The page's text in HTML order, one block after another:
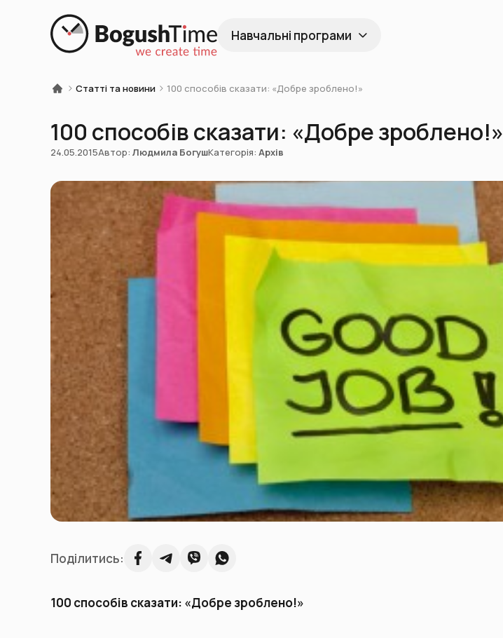
Навчальні програми
Статті та новини 100 способів сказати: «Добре зроблено!»
100 способів сказати: «Добре зроблено!»
24.05.2015Автор: Людмила БогушКатегорія: Архів
Поділитись:
100 способів сказати: «Добре зроблено!»